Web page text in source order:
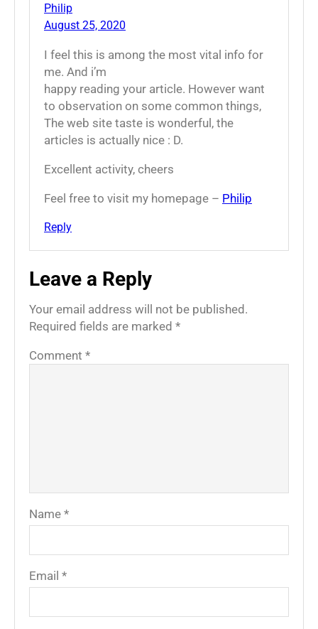
Philip
August 25, 2020
I feel this is among the most vital info for
me. And i’m
happy reading your article. However want
to observation on some common things,
The web site taste is wonderful, the
articles is actually nice : D.
Excellent activity, cheers
Feel free to visit my homepage – Philip
Reply
Leave a Reply
Your email address will not be published.
Required fields are marked *
Comment *
Name *
Email *